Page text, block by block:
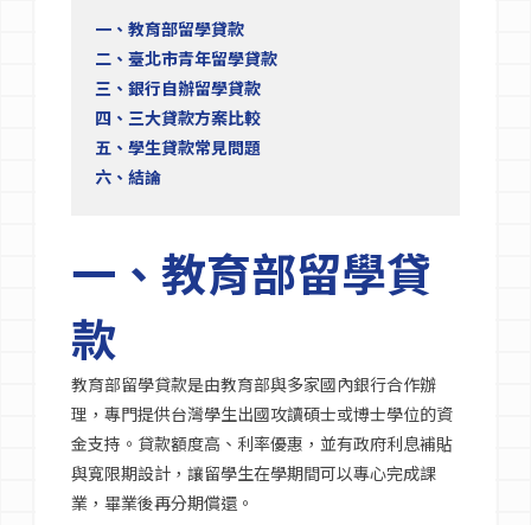
一、教育部留學貸款
二、臺北市青年留學貸款
三、銀行自辦留學貸款
四、三大貸款方案比較
五、學生貸款常見問題
六、結論
一、教育部留學貸
款
教育部留學貸款是由教育部與多家國內銀行合作辦
理，專門提供台灣學生出國攻讀碩士或博士學位的資
金支持。貸款額度高、利率優惠，並有政府利息補貼
與寬限期設計，讓留學生在學期間可以專心完成課
業，畢業後再分期償還。